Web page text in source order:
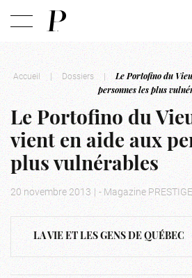
Accueil | Dossiers |
Le Portofino du
personnes les plus
Le Portofino du
vient en aide aux
plus vulnérables
20 novembre 2013 | - Magazine
LA VIE ET LES GENS DE QUÉBEC